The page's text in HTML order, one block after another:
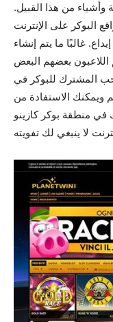
وأشياء من هذا القبيل.
البوكر على الإنترنت
غالبًا ما يتم إنشاء
بعضهم البعض
المشترك للبوكر في
ويمكنك الاستفادة من
في منطقة بوكر كازينو